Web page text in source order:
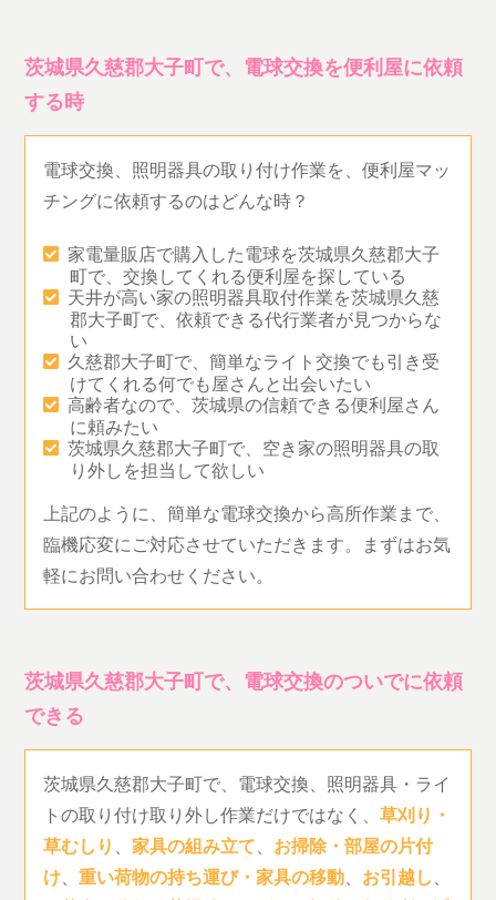
茨城県久慈郡大子町で、電球交換を便利屋に依頼
する時
電球交換、照明器具の取り付け作業を、便利屋マッ
チングに依頼するのはどんな時？
家電量販店で購入した電球を茨城県久慈郡大子
町で、交換してくれる便利屋を探している
天井が高い家の照明器具取付作業を茨城県久慈
郡大子町で、依頼できる代行業者が見つからな
い
久慈郡大子町で、簡単なライト交換でも引き受
けてくれる何でも屋さんと出会いたい
高齢者なので、茨城県の信頼できる便利屋さん
に頼みたい
茨城県久慈郡大子町で、空き家の照明器具の取
り外しを担当して欲しい
上記のように、簡単な電球交換から高所作業まで、
臨機応変にご対応させていただきます。まずはお気
軽にお問い合わせください。
茨城県久慈郡大子町で、電球交換のついでに依頼
できる
茨城県久慈郡大子町で、電球交換、照明器具・ライ
トの取り付け取り外し作業だけではなく、草刈り・
草むしり 、家具の組み立て、 お掃除・部屋の片付
け、重い荷物の持ち運び・家具の移動、 お引越し、